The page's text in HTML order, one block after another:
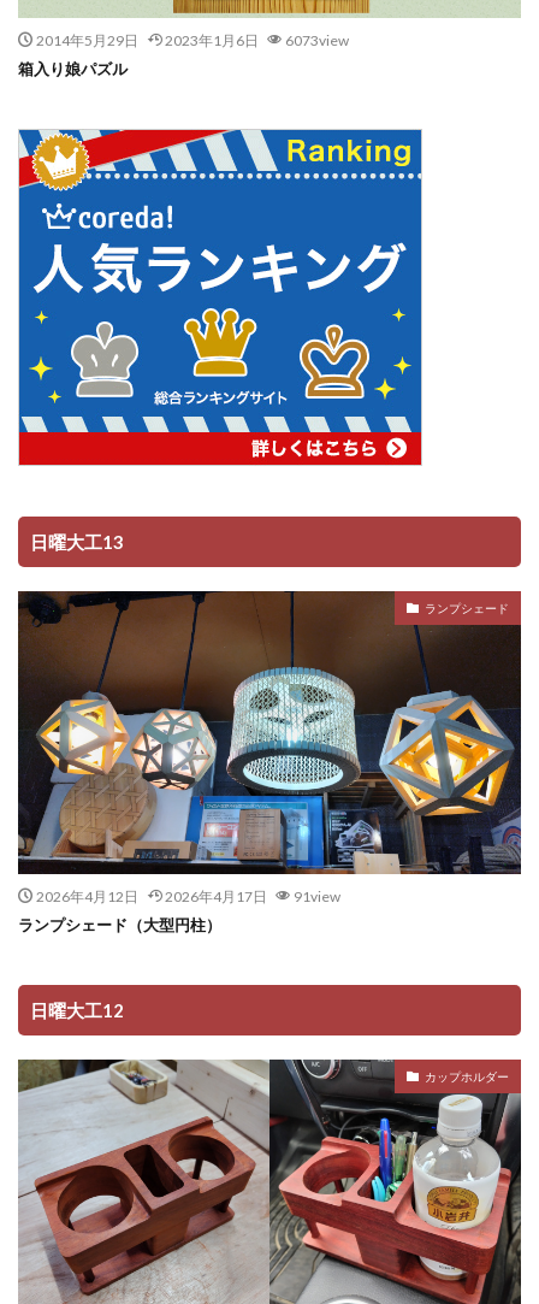
2014年5月29日 2023年1月6日 6073view
箱入り娘パズル
日曜大工13
ランプシェード
2026年4月12日 2026年4月17日 91view
ランプシェード（大型円柱）
日曜大工12
カップホルダー